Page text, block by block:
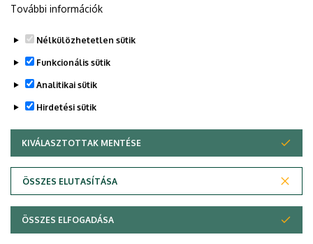
Adatvédelem
Copyright © 2026 Unideb
További információk
Nélkülözhetetlen sütik
Funkcionális sütik
Analitikai sütik
Hirdetési sütik
KIVÁLASZTOTTAK MENTÉSE
ÖSSZES ELUTASÍTÁSA
WITHDRAW CONSENT
ÖSSZES ELFOGADÁSA